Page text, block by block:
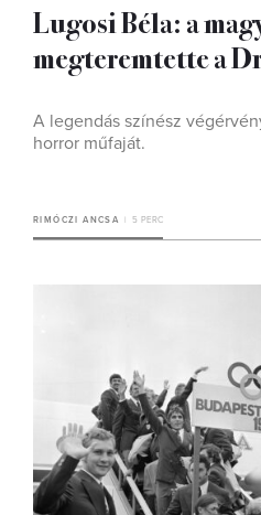
Lugosi Béla: a
megteremtette a
A legendás színész
horror műfaját.
RIMÓCZI ANCSA 5 PERC